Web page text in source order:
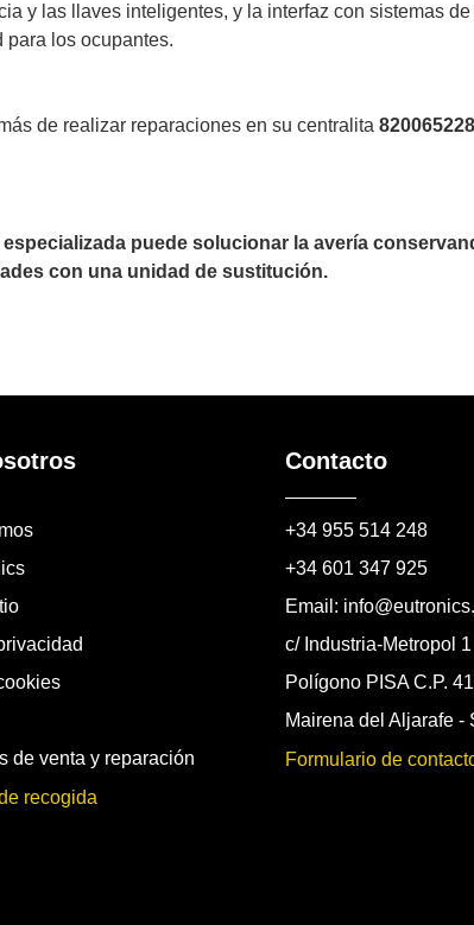
y las llaves inteligentes, y la interfaz con sistemas de
para los ocupantes.
de realizar reparaciones en su centralita
puede solucionar la avería
con una unidad de sustitución.
de venta y reparación
recogida
Contacto
+34 955 514 248
+34 601 347 925
Email:
c/ Industria-Metropol
Polígono PISA C.P.
Mairena del Aljarafe -
Formulario de